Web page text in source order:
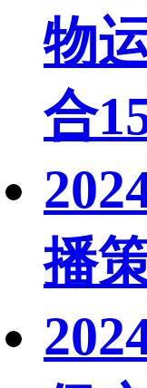
物
合
播